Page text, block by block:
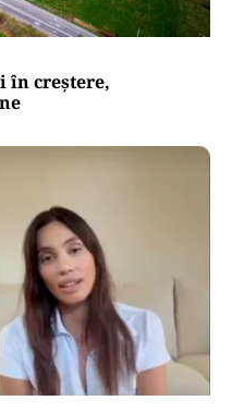
Arabia Saudită,
forțele militare
în creștere,